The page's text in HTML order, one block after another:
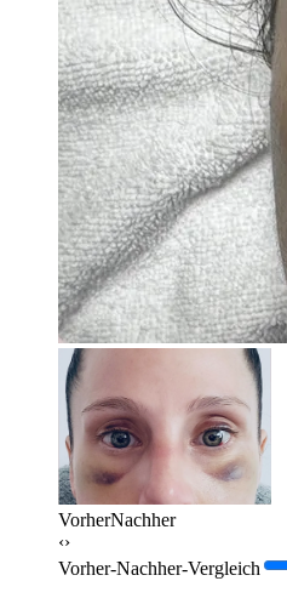
VorherNachher
‹›
Vorher-Nachher-Vergleich